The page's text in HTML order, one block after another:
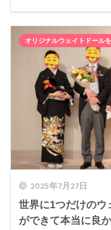
2025年7月27日
世界に1つだけのウ
ができて本当に良
オリジナルウェイトドール